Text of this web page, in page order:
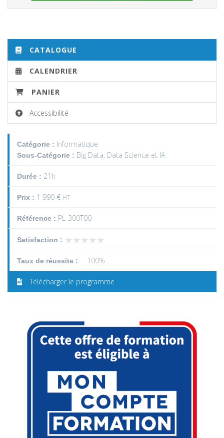
CATALOGUE
CALENDRIER
PANIER
Accessibilité
Catégorie : Informatique
Sous-Catégorie : Big Data, Data Science et IA
Durée : 21h
Prix : 1 990 € HT
Référence : PL-300T00
Satisfaction : ★★★★★
★★★★★
Taux de réussite : 100%
Télécharger le programme